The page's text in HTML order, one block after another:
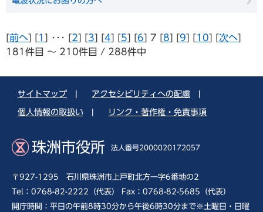
[前へ] [1 ] ･･･ [2] [3] [4] [5] [6] 7 [8] [9] [10] [次へ]
181件目 ～ 210件目 / 288件中
サイトマップ アクセシビリティへの配慮
個人情報の取扱い リンク・著作権・免責事項
珠洲市役所 法人番号2000020172057
〒927-1295 石川県珠洲市上戸町北方一字6番地の2
Tel：0768-82-2222（代表） Fax：0768-82-5685（代表）
開庁時間：平日の午前8時30分から午後6時30分まで※土曜日・日曜